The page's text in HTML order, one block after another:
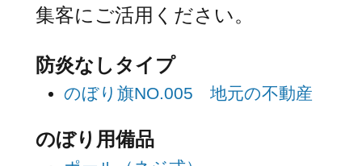
集客にご活用ください。
防炎なしタイプ
のぼり旗NO.005 地元の不動産
のぼり用備品